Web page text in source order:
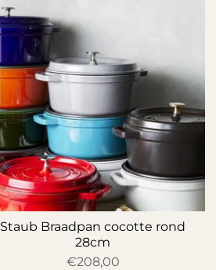
Staub Braadpan cocotte rond
28cm
€208,00